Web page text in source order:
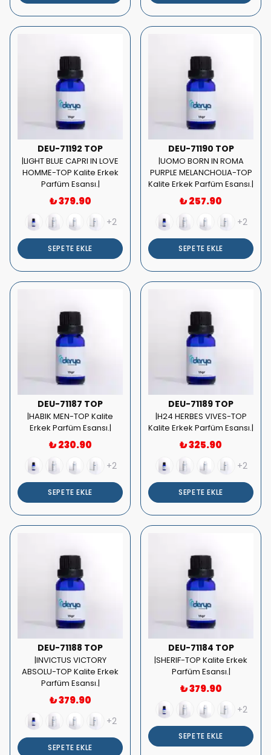
DEU-71192 TOP
|LIGHT BLUE CAPRI IN LOVE
HOMME-TOP Kalite Erkek
Parfüm Esansı.|
₺ 379.90
+2
SEPETE EKLE
DEU-71190 TOP
|UOMO BORN IN ROMA
PURPLE MELANCHOLIA-TOP
Kalite Erkek Parfüm Esansı.|
₺ 257.90
+2
SEPETE EKLE
DEU-71187 TOP
|HABIK MEN-TOP Kalite
Erkek Parfüm Esansı.|
₺ 230.90
+2
SEPETE EKLE
DEU-71189 TOP
|H24 HERBES VIVES-TOP
Kalite Erkek Parfüm Esansı.|
₺ 325.90
+2
SEPETE EKLE
DEU-71188 TOP
|INVICTUS VICTORY
ABSOLU-TOP Kalite Erkek
Parfüm Esansı.|
₺ 379.90
+2
SEPETE EKLE
DEU-71184 TOP
|SHERIF-TOP Kalite Erkek
Parfüm Esansı.|
₺ 379.90
+2
SEPETE EKLE